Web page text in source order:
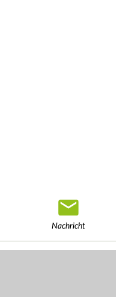
Nachricht